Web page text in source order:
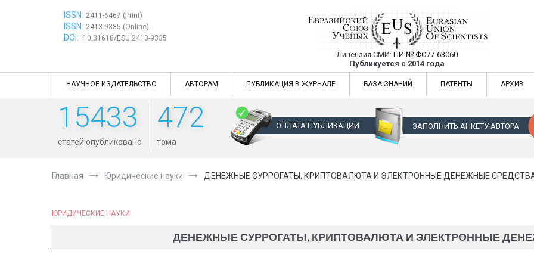
ISSN: 2411-6467 (Print)
ISSN: 2413-9335 (Online)
DOI: 10.31618/ESU.2413-9335
Евразийский Союз Ученых —
Лицензия СМИ: ПИ № ФС77-63060
Публикуется с 2014 года
Евразийский Союз Ученых — публикация научных статей в
НАУЧНОЕ ИЗДАТЕЛЬСТВО АВТОРАМ ПУБЛИКАЦИЯ В ЖУРНАЛЕ БАЗА ЗНАНИЙ ПАТЕНТЫ АРХИВ
15433
статей опубликовано
472
тома
ОПЛАТА ПУБЛИКАЦИИ ЗАПОЛНИТЬ АНКЕТУ АВТОРА
Главная Юридические науки ДЕНЕЖНЫЕ СУРРОГАТЫ, КРИПТОВАЛЮТА И ЭЛЕКТРОННЫЕ ДЕНЕЖНЫЕ
ЮРИДИЧЕСКИЕ НАУКИ
ДЕНЕЖНЫЕ СУРРОГАТЫ, КРИПТОВАЛЮТА И ЭЛЕКТРОННЫЕ